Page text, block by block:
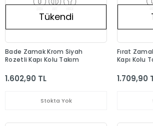
Tükendi
Bade Zamak Krom Siyah
Rozetli Kapı Kolu Takım
1.602,90 TL
Stokta Yok
Fırat
Kapı Kolu
1.709,90